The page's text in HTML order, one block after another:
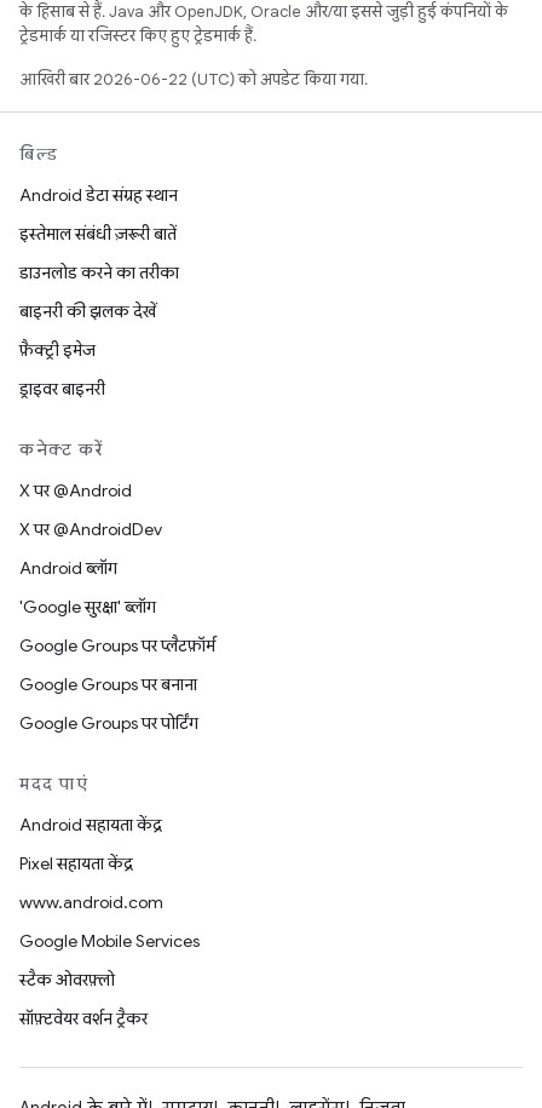
के हिसाब से हैं. Java और OpenJDK, Oracle और/या इससे जुड़ी हुई कंपनियों के
ट्रेडमार्क या रजिस्टर किए हुए ट्रेडमार्क हैं.
आखिरी बार 2026-06-22 (UTC) को अपडेट किया गया.
बिल्ड
Android डेटा संग्रह स्थान
इस्तेमाल संबंधी ज़रूरी बातें
डाउनलोड करने का तरीका
बाइनरी की झलक देखें
फ़ैक्ट्री इमेज
ड्राइवर बाइनरी
कनेक्ट करें
X पर @Android
X पर @AndroidDev
Android ब्लॉग
'Google सुरक्षा' ब्लॉग
Google Groups पर प्लैटफ़ॉर्म
Google Groups पर बनाना
Google Groups पर पोर्टिंग
मदद पाएं
Android सहायता केंद्र
Pixel सहायता केंद्र
www.android.com
Google Mobile Services
स्टैक ओवरफ़्लो
सॉफ़्टवेयर वर्शन ट्रैकर